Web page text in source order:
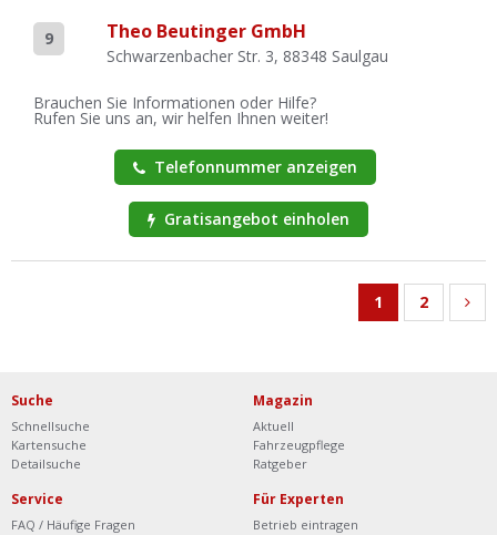
9 Theo Beutinger GmbH
Schwarzenbacher Str. 3, 88348 Saulgau
Brauchen Sie Informationen oder Hilfe?
Rufen Sie uns an, wir helfen Ihnen weiter!
Telefonnummer anzeigen
Gratisangebot einholen
1 2
Suche
Schnellsuche
Kartensuche
Detailsuche
Magazin
Aktuell
Fahrzeugpflege
Ratgeber
Service
FAQ / Häufige Fragen
Für Experten
Betrieb eintragen